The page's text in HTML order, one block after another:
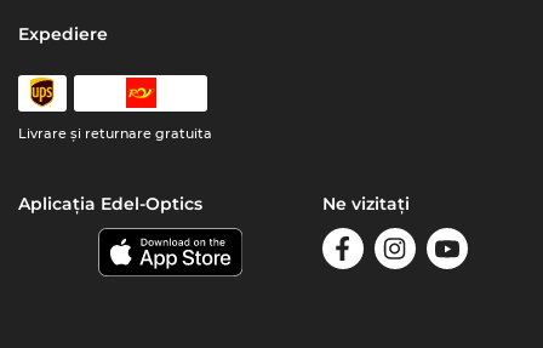
Expediere
Livrare şi returnare gratuita
Aplicația Edel-Optics Ne vizitați